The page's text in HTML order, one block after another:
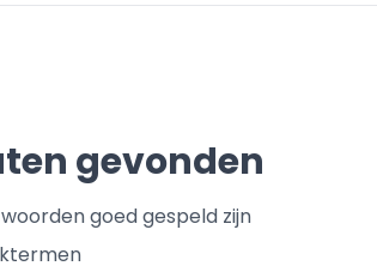
gevonden
goed gespeld zijn